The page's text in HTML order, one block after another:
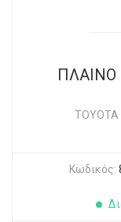
ΠΛΑΙΝΟ
TOYOTA
Κωδικός: